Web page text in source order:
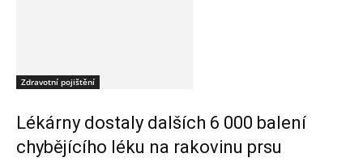
Zdravotní pojištění
Lékárny dostaly dalších 6 000 balení
chybějícího léku na rakovinu prsu